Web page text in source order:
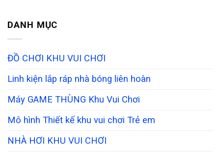
DANH MỤC
ĐỒ CHƠI KHU VUI CHƠI
Linh kiện lắp ráp nhà bóng liên hoàn
Máy GAME THÙNG Khu Vui Chơi
Mô hình Thiết kế khu vui chơi Trẻ em
NHÀ HƠI KHU VUI CHƠI